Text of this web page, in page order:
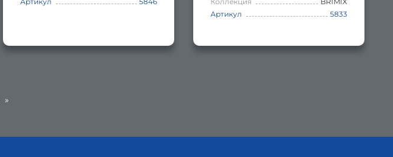
Артикул
5833